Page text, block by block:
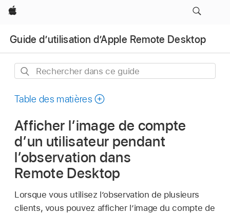
Apple
Guide d’utilisation d’Apple Remote Desktop
Rechercher
ce
Table des matières
Afficher l’image de compte
d’un utilisateur pendant
l’observation dans
Remote Desktop
Lorsque vous utilisez l’observation de plusieurs
clients, vous pouvez afficher l’image du compte de